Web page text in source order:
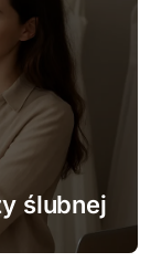
ślubnej